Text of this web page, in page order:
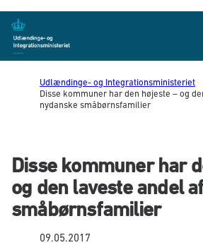
Gå til forsiden
Udlændinge- og Integrationsministeriet
Disse kommuner har den højeste – og
nydanske småbørnsfamilier
Disse kommuner har
og den laveste andel
småbørnsfamilier
09.05.2017